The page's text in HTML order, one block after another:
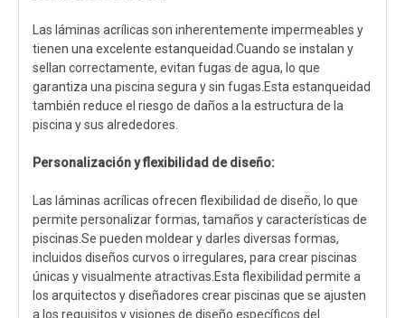
Las láminas acrílicas son inherentemente impermeables y
tienen una excelente estanqueidad.Cuando se instalan y
sellan correctamente, evitan fugas de agua, lo que
garantiza una piscina segura y sin fugas.Esta estanqueidad
también reduce el riesgo de daños a la estructura de la
piscina y sus alrededores.
Personalización y flexibilidad de diseño:
Las láminas acrílicas ofrecen flexibilidad de diseño, lo que
permite personalizar formas, tamaños y características de
piscinas.Se pueden moldear y darles diversas formas,
incluidos diseños curvos o irregulares, para crear piscinas
únicas y visualmente atractivas.Esta flexibilidad permite a
los arquitectos y diseñadores crear piscinas que se ajusten
a los requisitos y visiones de diseño específicos del